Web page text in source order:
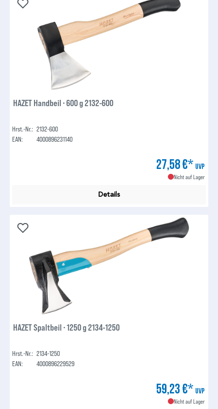
HAZET Handbeil ∙ 600 g 2132-600
Hrst.-Nr.: 2132-600
EAN:
4000896231140
27,58 €* UVP
Nicht auf Lager
Details
HAZET Spaltbeil ∙ 1250 g 2134-1250
Hrst.-Nr.: 2134-1250
EAN:
4000896229529
59,23 €* UVP
Nicht auf Lager